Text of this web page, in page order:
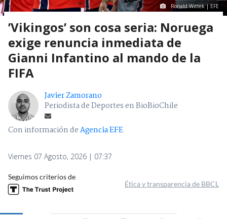
Ronald Wittek | EFE
’Vikingos’ son cosa seria: Noruega
exige renuncia inmediata de
Gianni Infantino al mando de la
FIFA
Javier Zamorano
Periodista de Deportes en BioBioChile
Con información deAgencia EFE
Viernes 07 Agosto, 2026 | 07:37
Seguimos criterios de
Ética y transparencia de BBCL